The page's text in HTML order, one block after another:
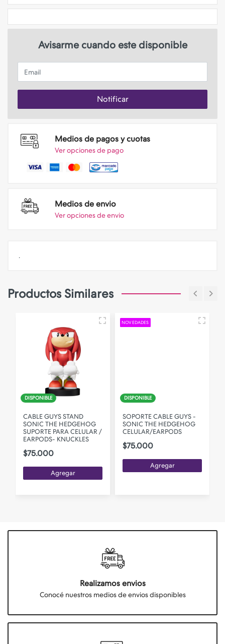
Avisarme cuando este disponible
Email
Notificar
Medios de pagos y cuotas
Ver opciones de pago
Medios de envio
Ver opciones de envio
.
Productos Similares
DISPONIBLE
CABLE GUYS STAND
SONIC THE HEDGEHOG
SUPORTE PARA CELULAR /
EARPODS- KNUCKLES
$75.000
Agregar
NOVEDADES
DISPONIBLE
SOPORTE CABLE GUYS -
SONIC THE HEDGEHOG
CELULAR/EARPODS
$75.000
Agregar
Realizamos envios
Conocé nuestros medios de envios disponibles